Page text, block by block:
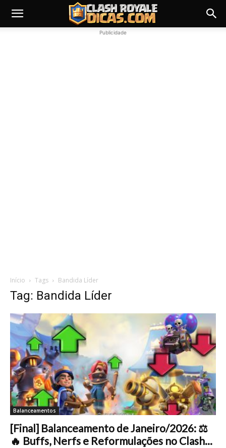
Publicidade
Início Tags Bandida Líder
Tag: Bandida Líder
Balanceamentos
[Final] Balanceamento de Janeiro/2026: ⚖️
🔥 Buffs, Nerfs e Reformulações no Clash...